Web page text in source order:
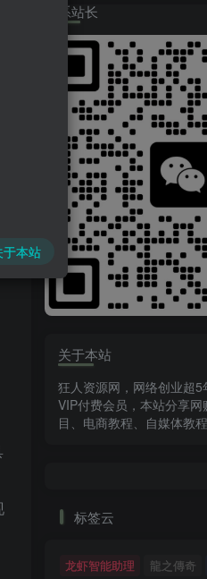
联系站长
关于本站
狂人资源网，网络创业超5
VIP付费会员，本站分享
目、电商教程、自媒体教程
标签云
龙虾智能助理 龍之傳奇
于本站